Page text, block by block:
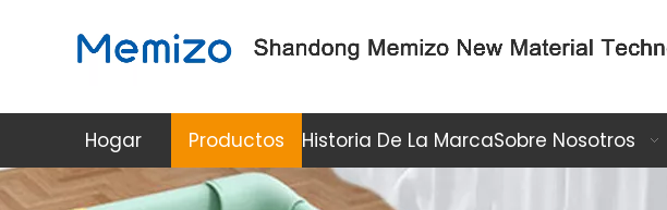
Hogar Productos Historia De La MarcaSobre Nosotros